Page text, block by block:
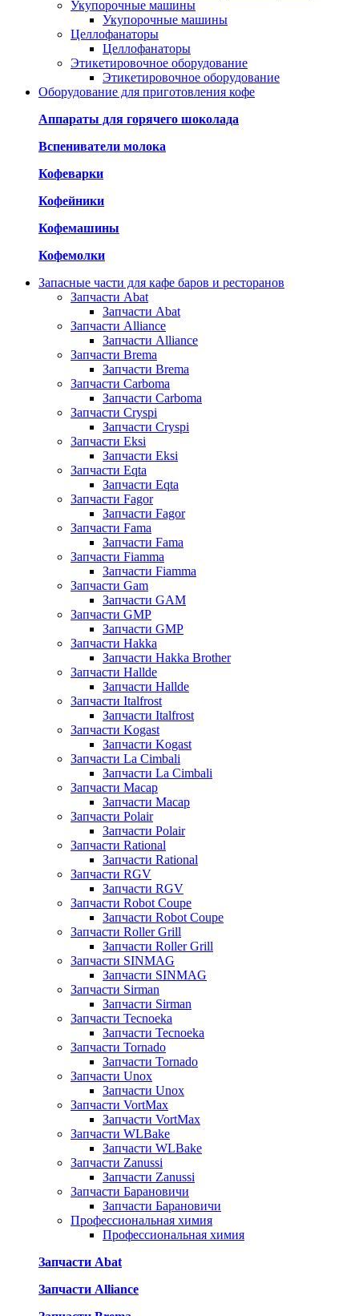
Укупорочные машины
Укупорочные машины
Целлофанаторы
Целлофанаторы
Этикетировочное оборудование
Этикетировочное оборудование
Оборудование для приготовления кофе
Аппараты для горячего шоколада
Вспениватели молока
Кофеварки
Кофейники
Кофемашины
Кофемолки
Запасные части для кафе баров и ресторанов
Запчасти Abat
Запчасти Abat
Запчасти Alliance
Запчасти Alliance
Запчасти Brema
Запчасти Brema
Запчасти Carboma
Запчасти Carboma
Запчасти Cryspi
Запчасти Cryspi
Запчасти Eksi
Запчасти Eksi
Запчасти Eqta
Запчасти Eqta
Запчасти Fagor
Запчасти Fagor
Запчасти Fama
Запчасти Fama
Запчасти Fiamma
Запчасти Fiamma
Запчасти Gam
Запчасти GAM
Запчасти GMP
Запчасти GMP
Запчасти Hakka
Запчасти Hakka Brother
Запчасти Hallde
Запчасти Hallde
Запчасти Italfrost
Запчасти Italfrost
Запчасти Kogast
Запчасти Kogast
Запчасти La Cimbali
Запчасти La Cimbali
Запчасти Macap
Запчасти Macap
Запчасти Polair
Запчасти Polair
Запчасти Rational
Запчасти Rational
Запчасти RGV
Запчасти RGV
Запчасти Robot Coupe
Запчасти Robot Coupe
Запчасти Roller Grill
Запчасти Roller Grill
Запчасти SINMAG
Запчасти SINMAG
Запчасти Sirman
Запчасти Sirman
Запчасти Tecnoeka
Запчасти Tecnoeka
Запчасти Tornado
Запчасти Tornado
Запчасти Unox
Запчасти Unox
Запчасти VortMax
Запчасти VortMax
Запчасти WLBake
Запчасти WLBake
Запчасти Zanussi
Запчасти Zanussi
Запчасти Барановичи
Запчасти Барановичи
Профессиональная химия
Профессиональная химия
Запчасти Abat
Запчасти Alliance